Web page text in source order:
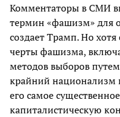
Комментаторы в СМИ
термин «фашизм» для
создает Трамп. Но
черты фашизма,
методов выборов
крайний
его самое
капиталистическую